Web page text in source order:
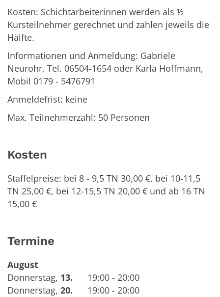
Kosten: Schichtarbeiterinnen werden als ½
Kursteilnehmer gerechnet und zahlen jeweils die
Hälfte.
Informationen und Anmeldung: Gabriele
Neurohr, Tel. 06504-1654 oder Karla Hoffmann,
Mobil 0179 - 5476791
Anmeldefrist: keine
Max. Teilnehmerzahl: 50 Personen
Kosten
Staffelpreise: bei 8 - 9,5 TN 30,00 €, bei 10-11,5
TN 25,00 €, bei 12-15,5 TN 20,00 € und ab 16 TN
15,00 €
Termine
August
Donnerstag, 13.
19:00 - 20:00
Donnerstag, 20.
19:00 - 20:00